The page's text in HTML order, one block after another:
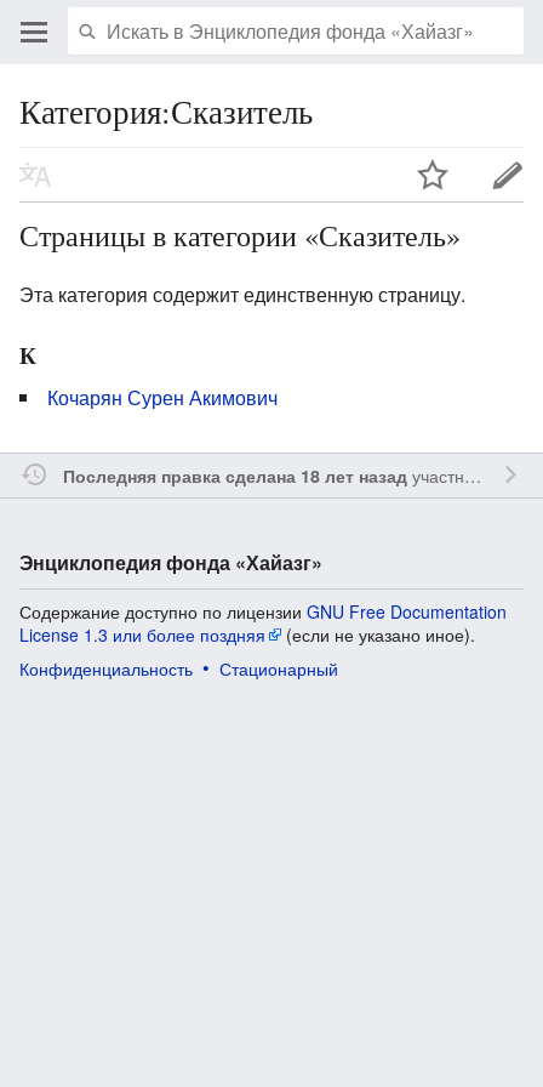
Категория:Сказитель
Страницы в категории «Сказитель»
Эта категория содержит единственную страницу.
К
Кочарян Сурен Акимович
Последняя правка сделана 18 лет назадучастником
Энциклопедия фонда «Хайазг»
Содержание доступно по лицензии GNU Free Documentation
License 1.3 или более поздняя
(если не указано иное).
Конфиденциальность
Стационарный